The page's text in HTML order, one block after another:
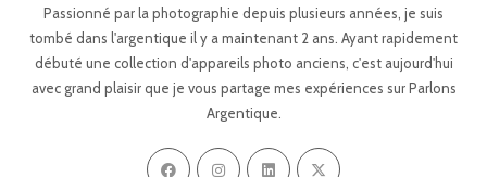
Passionné par la photographie depuis plusieurs années, je suis
tombé dans l'argentique il y a maintenant 2 ans. Ayant rapidement
débuté une collection d'appareils photo anciens, c'est aujourd'hui
avec grand plaisir que je vous partage mes expériences sur Parlons
Argentique.